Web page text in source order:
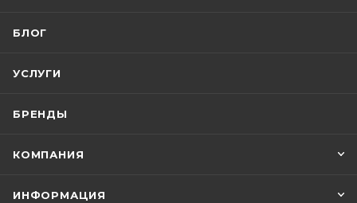
БЛОГ
УСЛУГИ
БРЕНДЫ
КОМПАНИЯ
ИНФОРМАЦИЯ